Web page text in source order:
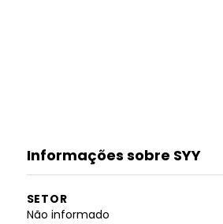
Informações sobre SYY
SETOR
Não informado